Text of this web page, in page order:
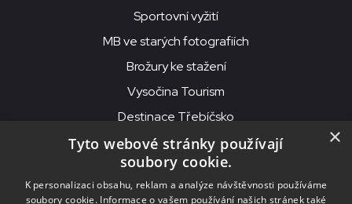
Sportovní vyžití
MB ve starých fotografiích
Brožury ke stažení
Vysočina Tourism
Destinace Třebíčsko
MKS Beseda, příspěvková organizace, Purcnerova 62, 676 02
Moravské Budějovice
×
Tyto webové stránky používají
soubory cookie.
K personalizaci obsahu, reklam a analýze návštěvnosti používáme
soubory cookie. Informace o vašem používání našich stránek také